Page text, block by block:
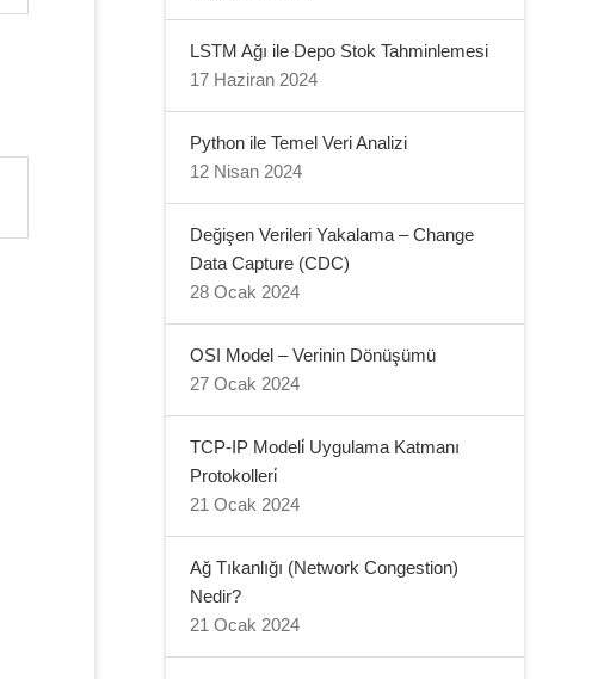
LSTM Ağı ile Depo Stok Tahminlemesi
17 Haziran 2024
Python ile Temel Veri Analizi
12 Nisan 2024
Değişen Verileri Yakalama – Change
Data Capture (CDC)
28 Ocak 2024
OSI Model – Verinin Dönüşümü
27 Ocak 2024
TCP-IP Modeli̇ Uygulama Katmanı
Protokolleri̇
21 Ocak 2024
Ağ Tıkanlığı (Network Congestion)
Nedir?
21 Ocak 2024